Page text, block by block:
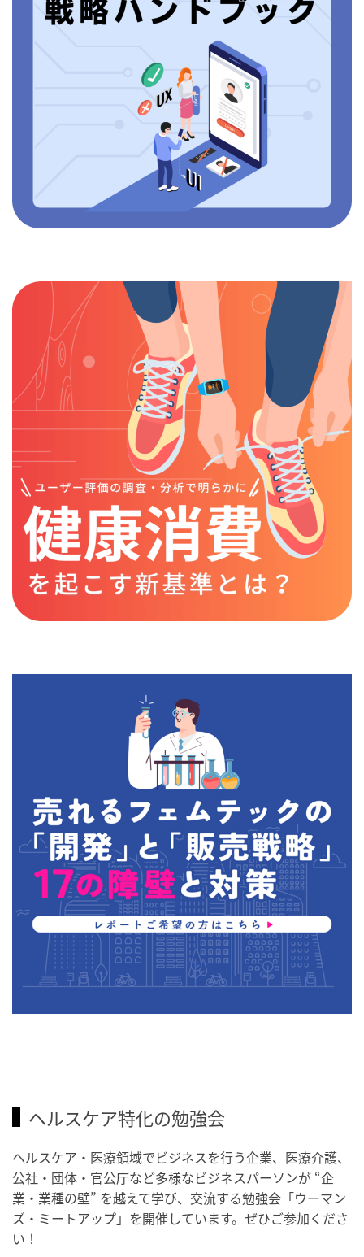
ヘルスケア特化の勉強会
ヘルスケア・医療領域でビジネスを行う企業、医療介護、
公社・団体・官公庁など多様なビジネスパーソンが “企
業・業種の壁” を越えて学び、交流する勉強会「ウーマン
ズ・ミートアップ」を開催しています。ぜひご参加くださ
い！